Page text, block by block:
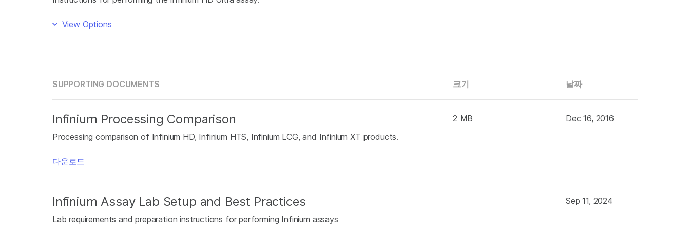
View Options
SUPPORTING DOCUMENTS 크기 날짜
Infinium Processing Comparison
Processing comparison of Infinium HD, Infinium HTS, Infinium LCG, and Infinium XT products.
다운로드
2 MB Dec 16, 2016
Infinium Assay Lab Setup and Best Practices
Lab requirements and preparation instructions for performing Infinium assays
Sep 11, 2024